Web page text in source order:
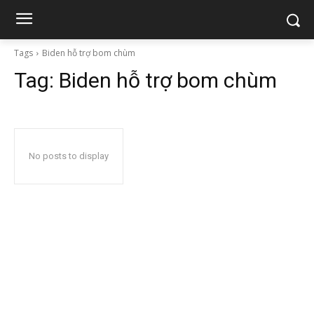
Tags Biden hỗ trợ bom chùm
Tag: Biden hỗ trợ bom chùm
No posts to display